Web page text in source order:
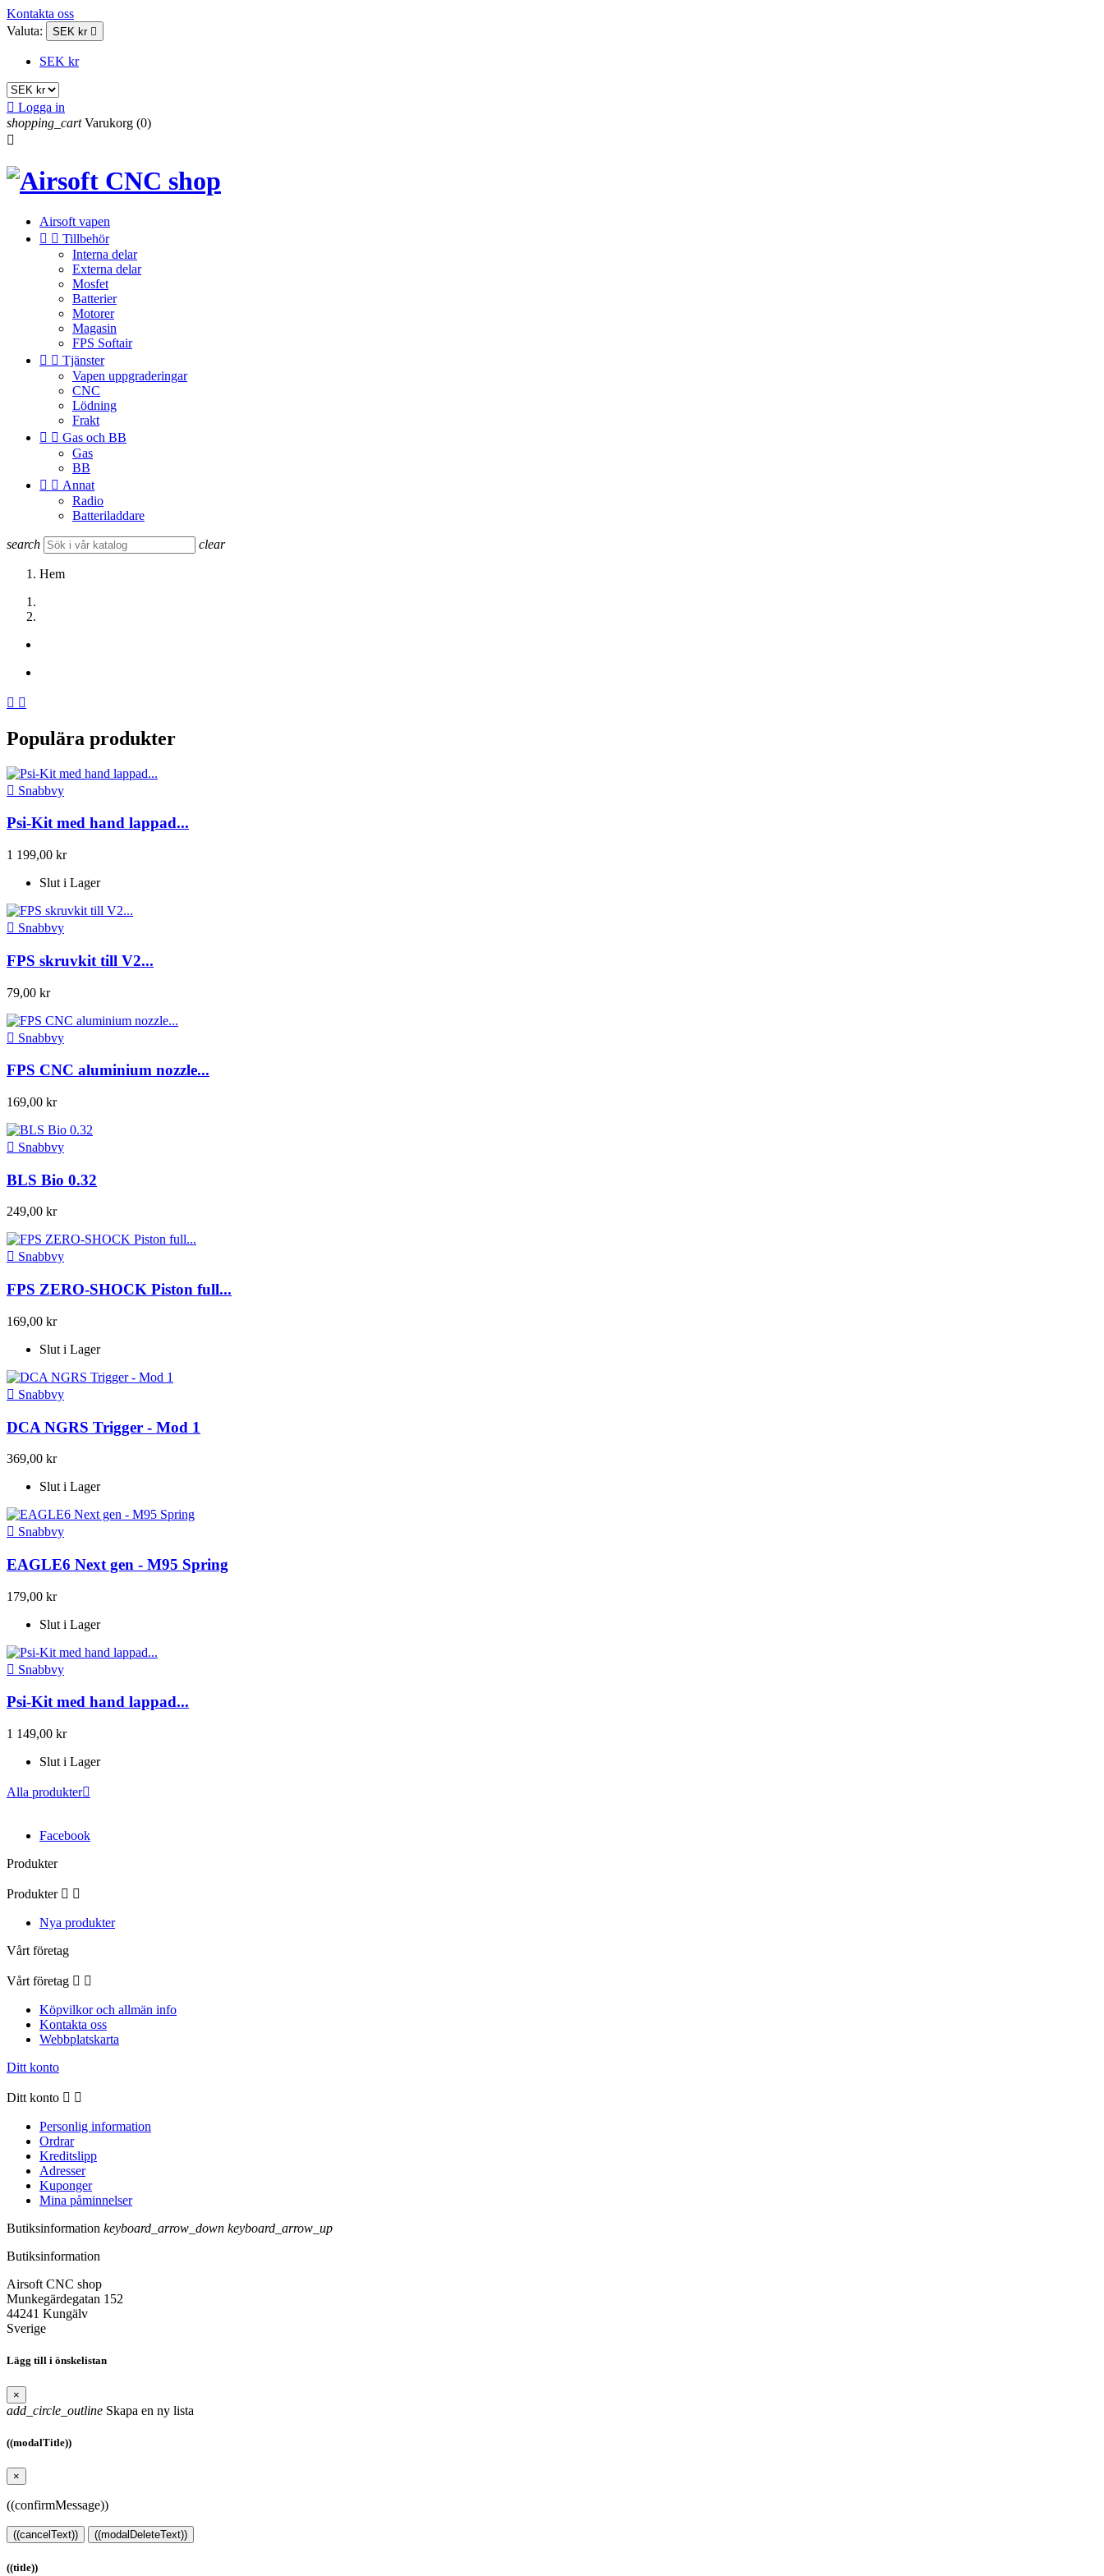
Kontakta oss
Valuta:
SEK kr 
SEK kr
 Logga in
shopping_cart Varukorg (0)

Airsoft vapen
  Tillbehör
Interna delar
Externa delar
Mosfet
Batterier
Motorer
Magasin
FPS Softair
  Tjänster
Vapen uppgraderingar
CNC
Lödning
Frakt
  Gas och BB
Gas
BB
  Annat
Radio
Batteriladdare
search clear
Hem
 
Populära produkter
 Snabbvy
Psi-Kit med hand lappad...
1 199,00 kr
Slut i Lager
 Snabbvy
FPS skruvkit till V2...
79,00 kr
 Snabbvy
FPS CNC aluminium nozzle...
169,00 kr
 Snabbvy
BLS Bio 0.32
249,00 kr
 Snabbvy
FPS ZERO-SHOCK Piston full...
169,00 kr
Slut i Lager
 Snabbvy
DCA NGRS Trigger - Mod 1
369,00 kr
Slut i Lager
 Snabbvy
EAGLE6 Next gen - M95 Spring
179,00 kr
Slut i Lager
 Snabbvy
Psi-Kit med hand lappad...
1 149,00 kr
Slut i Lager
Alla produkter
Facebook
Produkter
Produkter  
Nya produkter
Vårt företag
Vårt företag  
Köpvilkor och allmän info
Kontakta oss
Webbplatskarta
Ditt konto
Ditt konto  
Personlig information
Ordrar
Kreditslipp
Adresser
Kuponger
Mina påminnelser
Butiksinformation keyboard_arrow_down keyboard_arrow_up
Butiksinformation
Airsoft CNC shop
Munkegärdegatan 152
44241 Kungälv
Sverige
Lägg till i önskelistan
×
add_circle_outline Skapa en ny lista
((modalTitle))
×
((confirmMessage))
((cancelText)) ((modalDeleteText))
((title))